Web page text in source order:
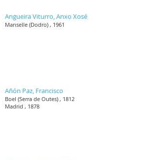
Angueira Viturro, Anxo Xosé
Manselle (Dodro) , 1961
Añón Paz, Francisco
Boel (Serra de Outes) , 1812
Madrid , 1878